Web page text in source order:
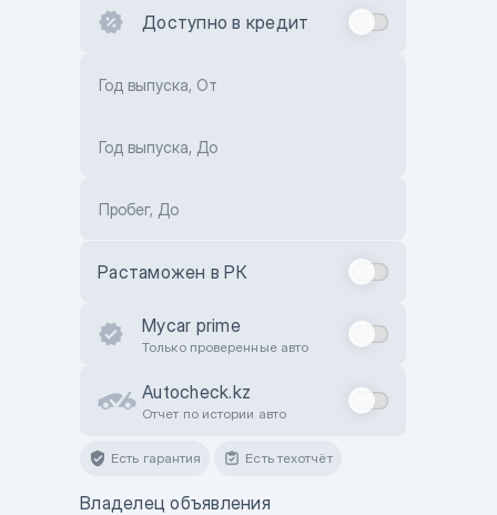
Доступно в кредит
Год выпуска, От
Год выпуска, До
Пробег, До
Растаможен в РК
Mycar prime
Только проверенные авто
Autocheck.kz
Отчет по истории авто
Есть гарантия Есть техотчёт
Владелец объявления